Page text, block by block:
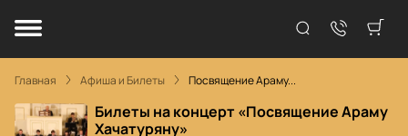
Главная Афиша и Билеты Посвящение Араму...
Билеты на концерт «Посвящение Араму
Хачатуряну»